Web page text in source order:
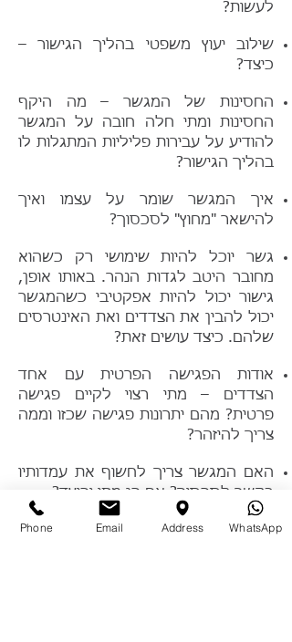
לעשות?
שילוב יעוץ משפטי בהליך הגישור –
כיצד?
החסינות של המגשר – מה היקף
החסינות ומתי חלה חובה על המגשר
להודיע על עבירות פליליות המתגלות לו
בהליך הגישור?
איך המגשר שומר על עצמו ואיך
להישאר "מחוץ" לסכסוך?
גשר יוכל להיות שימושי רק כשהוא
מחובר היטב לגדות הנהר. באותו אופן,
גישור יכול להיות אפקטיבי כשהמגשר
יכול להבין את הצדדים ואת האינטרסים
שלהם. כיצד עושים זאת?
אודות הפגישה הפרטית עם אחד
הצדדים – מתי רצוי לקיים פגישה
פרטית? מהם יתרונות פגישה שכזו וממה
צריך להיזהר?
האם המגשר צריך לחשוף את עמדותיו
בקשר לסכסוך? אם כן מתי וכיצד?
מה עושים כשאין הסכמה וכיצד להבין
Phone Email Address WhatsApp